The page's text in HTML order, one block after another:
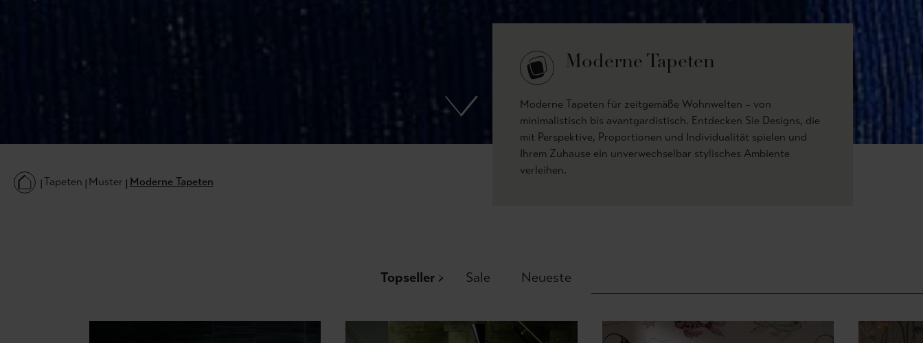
Moderne Tapeten
Moderne Tapeten für zeitgemäße Wohnwelten – von
minimalistisch bis avantgardistisch. Entdecken Sie Designs, die
mit Perspektive, Proportionen und Individualität spielen und
Ihrem Zuhause ein unverwechselbar stylisches Ambiente
verleihen.
Tapeten Muster Moderne Tapeten
Topseller Sale Neueste